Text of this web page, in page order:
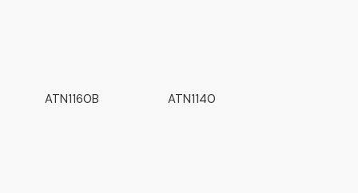
ATN1160B ATN1140